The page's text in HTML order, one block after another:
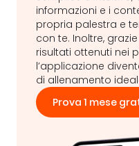
informazioni e i
propria palestra e
con te. Inoltre,
risultati ottenuti nei
l’applicazione
di allenamento
Prova 1 mese